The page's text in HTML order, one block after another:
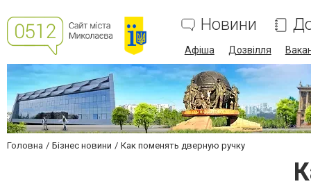
Новини
Афіша Дозвілля
Головна Бізнес новини Как поменять дверную ручку